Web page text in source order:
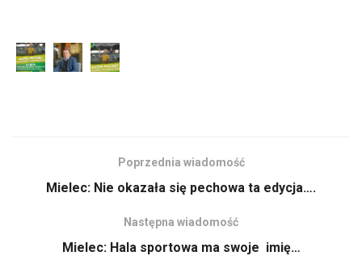
Poprzednia wiadomość
Mielec: Nie okazała się pechowa ta edycja….
Następna wiadomość
Mielec: Hala sportowa ma swoje imię…